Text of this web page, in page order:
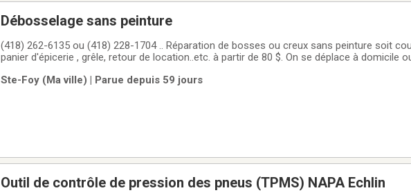
Débosselage sans peinture
(418) 262-6135 ou (418) 228-1704 .. Réparation de bosses ou creux sans peinture soit
panier d'épicerie , grêle, retour de location..etc. à partir de 80 $. On se déplace à domicile
pour estimation
Ste-Foy (Ma ville) | Parue depuis 59 jours
Outil de contrôle de pression des pneus (TPMS) NAPA Echlin